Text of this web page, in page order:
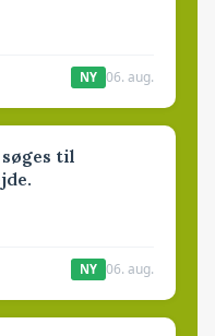
NY 06. aug.
til
NY 06. aug.